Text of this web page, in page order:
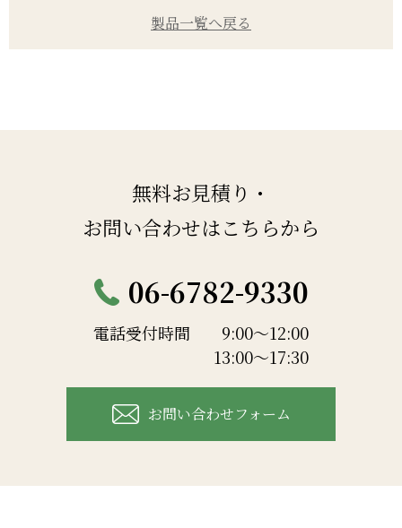
製品一覧へ戻る
無料お見積り・
お問い合わせはこちらから
06-6782-9330
電話受付時間
9:00～12:00
13:00～17:30
お問い合わせフォーム